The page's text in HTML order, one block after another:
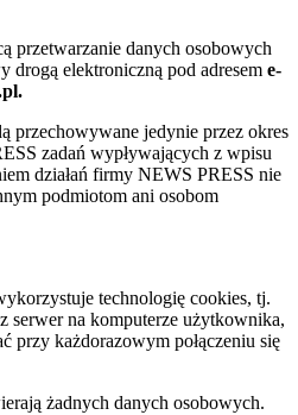
przetwarzanie danych osobowych
elektroniczną pod adresem e-
przechowywane jedynie przez okres
zadań wypływających z wpisu
działań firmy NEWS PRESS nie
podmiotom ani osobom
technologię cookies, tj.
serwer na komputerze użytkownika,
przy każdorazowym połączeniu się
żadnych danych osobowych.